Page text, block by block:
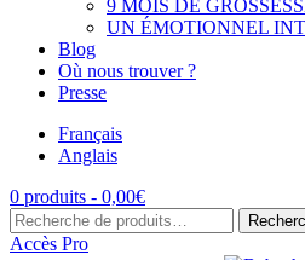
9 MOIS DE
UN ÉMOTIONNEL
Blog
Où nous trouver ?
Presse
Français
Anglais
0 produits - 0,00€
Recherche
pour :
Accès Pro